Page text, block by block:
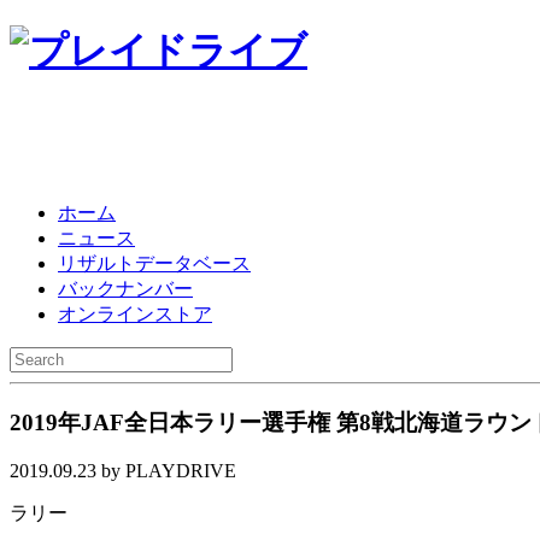
ホーム
ニュース
リザルトデータベース
バックナンバー
オンラインストア
2019年JAF全日本ラリー選手権 第8戦北海道ラウン
2019.09.23 by PLAYDRIVE
ラリー